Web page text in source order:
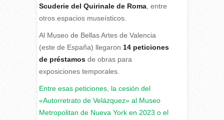
Scuderie del Quirinale de Roma, entre
otros espacios museísticos.
Al Museo de Bellas Artes de Valencia
(este de España) llegaron 14 peticiones
de préstamosde obras para
exposiciones temporales.
Entre esas peticiones, la cesión del
«Autorretrato de Velázquez» al Museo
Metropolitan de Nueva York en 2023 o el